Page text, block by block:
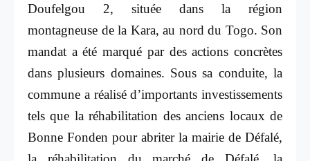
Doufelgou 2, située dans la région
montagneuse de la Kara, au nord du Togo. Son
mandat a été marqué par des actions concrètes
dans plusieurs domaines. Sous sa conduite, la
commune a réalisé d’importants investissements
tels que la réhabilitation des anciens locaux de
Bonne Fonden pour abriter la mairie de Défalé,